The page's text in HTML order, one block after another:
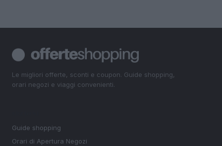
Le migliori offerte, sconti e coupon. Guide shopping,
orari negozi e viaggi convenienti.
Guide shopping
Orari di Apertura Negozi